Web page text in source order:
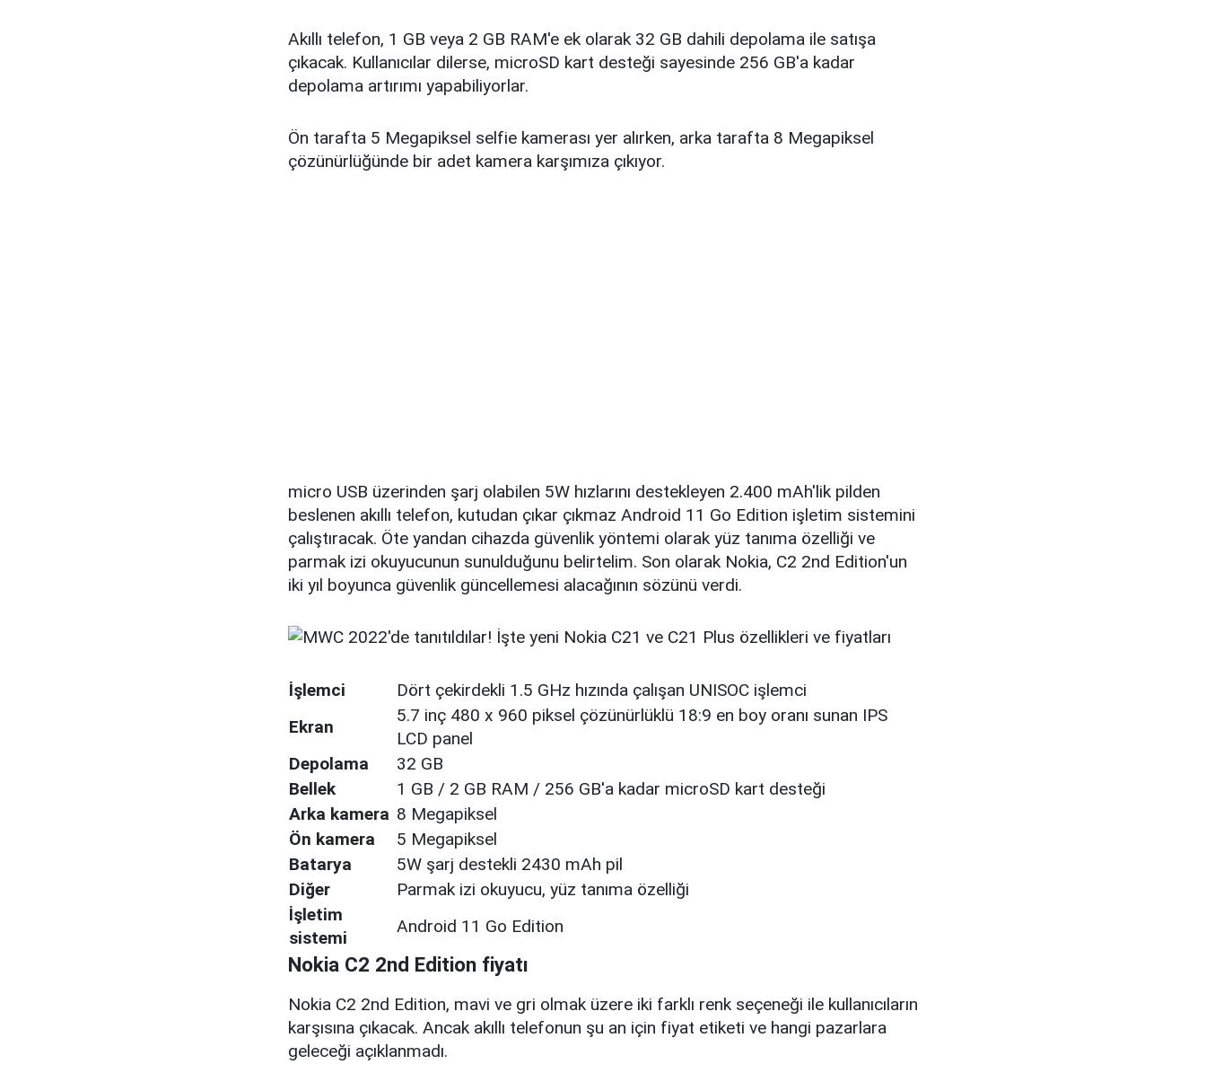
Akıllı telefon, 1 GB veya 2 GB RAM'e ek olarak 32 GB dahili depolama ile satışa
çıkacak. Kullanıcılar dilerse, microSD kart desteği sayesinde 256 GB'a kadar
depolama artırımı yapabiliyorlar.
Ön tarafta 5 Megapiksel selfie kamerası yer alırken, arka tarafta 8 Megapiksel
çözünürlüğünde bir adet kamera karşımıza çıkıyor.
micro USB üzerinden şarj olabilen 5W hızlarını destekleyen 2.400 mAh'lik pilden
beslenen akıllı telefon, kutudan çıkar çıkmaz Android 11 Go Edition işletim sistemini
çalıştıracak. Öte yandan cihazda güvenlik yöntemi olarak yüz tanıma özelliği ve
parmak izi okuyucunun sunulduğunu belirtelim. Son olarak Nokia, C2 2nd Edition'un
iki yıl boyunca güvenlik güncellemesi alacağının sözünü verdi.
İşlemci
Dört çekirdekli 1.5 GHz hızında çalışan UNISOC işlemci
Ekran
5.7 inç 480 x 960 piksel çözünürlüklü 18:9 en boy oranı sunan IPS
LCD panel
Depolama
32 GB
Bellek
1 GB / 2 GB RAM / 256 GB'a kadar microSD kart desteği
Arka kamera 8 Megapiksel
Ön kamera
5 Megapiksel
Batarya
5W şarj destekli 2430 mAh pil
Diğer
Parmak izi okuyucu, yüz tanıma özelliği
İşletim
sistemi
Android 11 Go Edition
Nokia C2 2nd Edition fiyatı
Nokia C2 2nd Edition, mavi ve gri olmak üzere iki farklı renk seçeneği ile kullanıcıların
karşısına çıkacak. Ancak akıllı telefonun şu an için fiyat etiketi ve hangi pazarlara
geleceği açıklanmadı.